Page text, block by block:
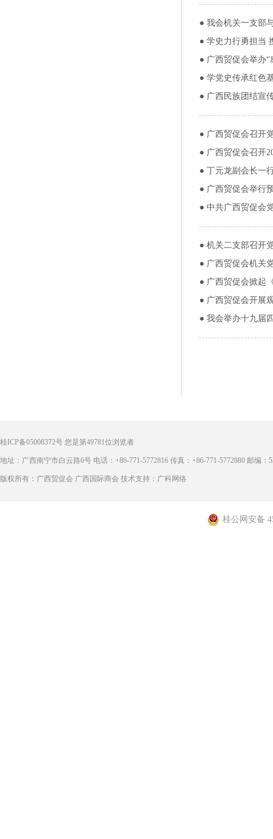
● 我会机关一支部
● 学史力行勇担当
● 广西贸促会举办
● 学党史传承红色
● 广西民族团结宣
● 广西贸促会召开
● 广西贸促会召开
● 丁元龙副会长一
● 广西贸促会举行
● 中共广西贸促会
● 机关二支部召开
● 广西贸促会机关
● 广西贸促会掀起
● 广西贸促会开展
● 我会举办十九届
桂ICP备05008372号 您是第49781位浏览者
地址：广西南宁市白云路6号 电话：+86-771-5772816 传真：+86-771-5772880 邮编：
版权所有：广西贸促会 广西国际商会 技术支持：广科网络
桂公网安备